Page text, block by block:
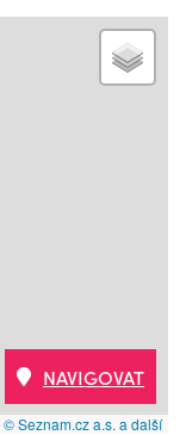
© Seznam.cz a.s. a další
NAVIGOVAT